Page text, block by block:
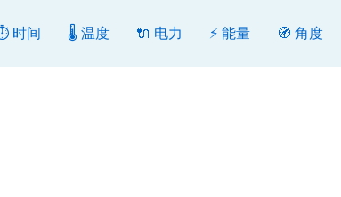
时间 🌡️ 温度 🔌 电力 ⚡ 能量 🧭 角度